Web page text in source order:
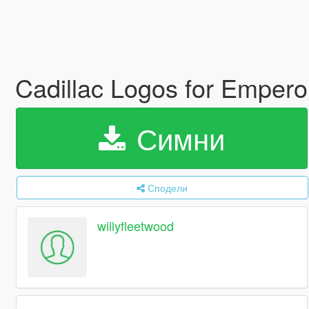
Cadillac Logos for
Симни
Сподели
willyfleetwood